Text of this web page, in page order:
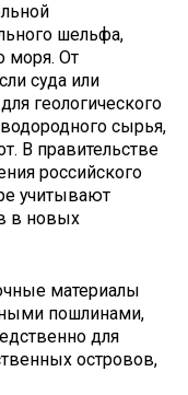
шельфа,
моря. От
суда или
геологического
сырья,
В правительстве
российского
учитывают
в новых
материалы
пошлинами,
для
островов,